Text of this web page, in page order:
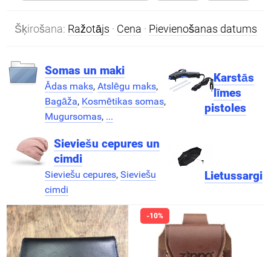
Šķirošana: Ražotājs · Cena · Pievienošanas datums
Somas un maki
Ādas maks, Atslēgu maks,
Bagāža, Kosmētikas somas,
Mugursomas, ...
Karstās
līmes
pistoles
Sieviešu cepures un
cimdi
Sieviešu cepures, Sieviešu
cimdi
Lietussargi